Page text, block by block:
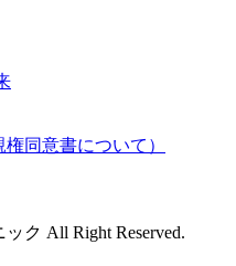
同意書について）
ク All Right Reserved.